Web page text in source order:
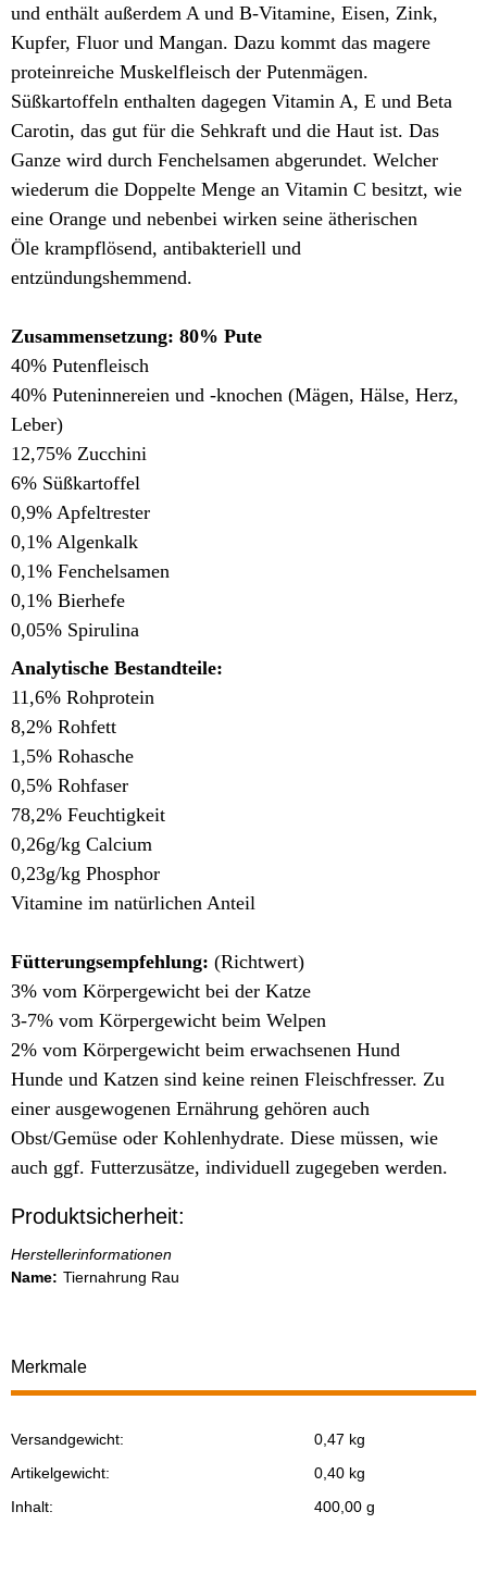
und enthält außerdem A und B-Vitamine, Eisen, Zink,
Kupfer, Fluor und Mangan. Dazu kommt das magere
proteinreiche Muskelfleisch der Putenmägen.
Süßkartoffeln enthalten dagegen Vitamin A, E und Beta
Carotin, das gut für die Sehkraft und die Haut ist. Das
Ganze wird durch Fenchelsamen abgerundet. Welcher
wiederum die Doppelte Menge an Vitamin C besitzt, wie
eine Orange und nebenbei wirken seine ätherischen
Öle krampflösend, antibakteriell und
entzündungshemmend.
Zusammensetzung: 80% Pute
40% Putenfleisch
40% Puteninnereien und -knochen (Mägen, Hälse, Herz,
Leber)
12,75% Zucchini
6% Süßkartoffel
0,9% Apfeltrester
0,1% Algenkalk
0,1% Fenchelsamen
0,1% Bierhefe
0,05% Spirulina
Analytische Bestandteile:
11,6% Rohprotein
8,2% Rohfett
1,5% Rohasche
0,5% Rohfaser
78,2% Feuchtigkeit
0,26g/kg Calcium
0,23g/kg Phosphor
Vitamine im natürlichen Anteil
Fütterungsempfehlung: (Richtwert)
3% vom Körpergewicht bei der Katze
3-7% vom Körpergewicht beim Welpen
2% vom Körpergewicht beim erwachsenen Hund
Hunde und Katzen sind keine reinen Fleischfresser. Zu
einer ausgewogenen Ernährung gehören auch
Obst/Gemüse oder Kohlenhydrate. Diese müssen, wie
auch ggf. Futterzusätze, individuell zugegeben werden.
Produktsicherheit:
Herstellerinformationen
Name: Tiernahrung Rau
Merkmale
Produkteigenschaft
Wert
Versandgewicht:
0,47 kg
Artikelgewicht:
0,40 kg
Inhalt:
400,00 g